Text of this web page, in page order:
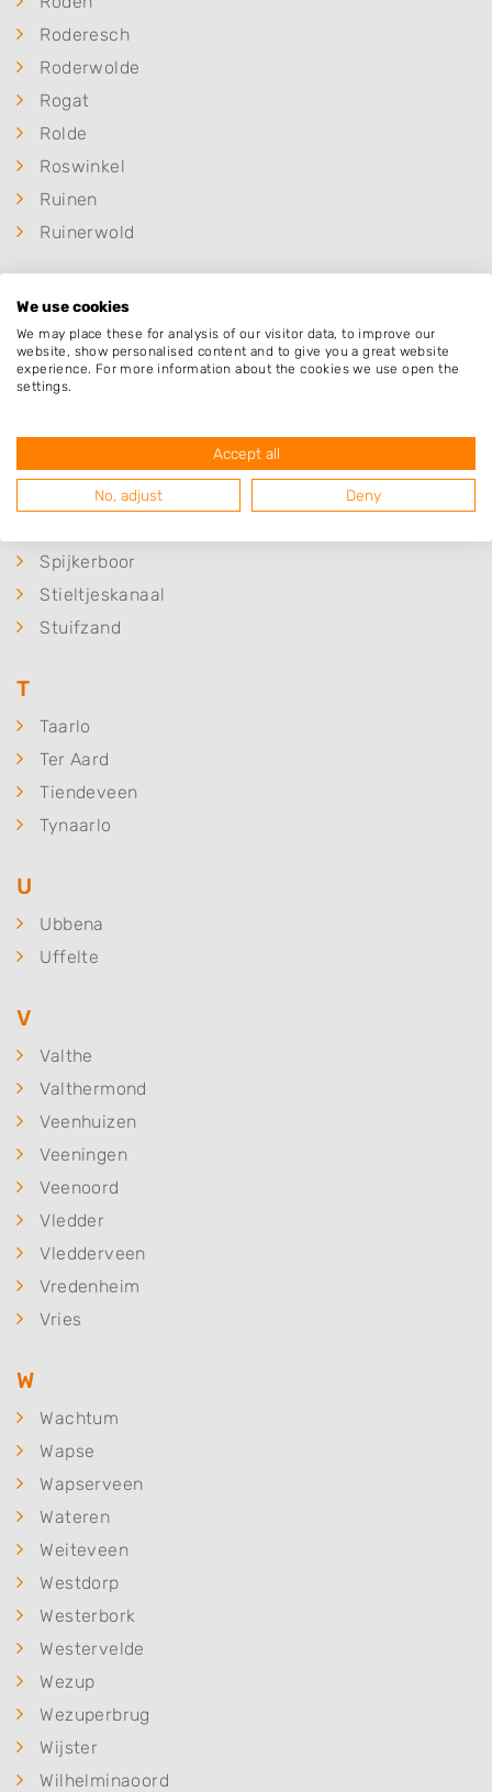
Roderesch
Roderwolde
Rogat
Rolde
Roswinkel
Ruinen
Ruinerwold
Schipborg
Schoonebeek
Schoonloo
Smilde
Spijkerboor
Stieltjeskanaal
Stuifzand
T
Taarlo
Ter Aard
Tiendeveen
Tynaarlo
U
Ubbena
Uffelte
V
Valthe
Valthermond
Veenhuizen
Veeningen
Veenoord
Vledder
Vledderveen
Vredenheim
Vries
W
Wachtum
Wapse
Wapserveen
Wateren
Weiteveen
Westdorp
Westerbork
Westervelde
Wezup
Wezuperbrug
Wijster
Wilhelminaoord
We use cookies
We may place these for analysis of our visitor data, to improve our
website, show personalised content and to give you a great website
experience. For more information about the cookies we use open the
settings.
Accept all
No, adjust Deny